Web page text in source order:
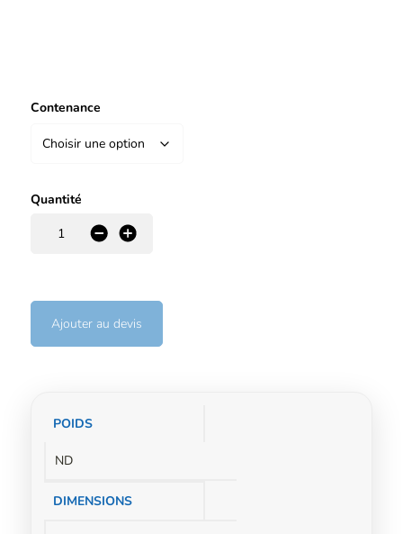
Contenance
Quantité
+
-
Ajouter au devis
Informations
POIDS
ND
DIMENSIONS